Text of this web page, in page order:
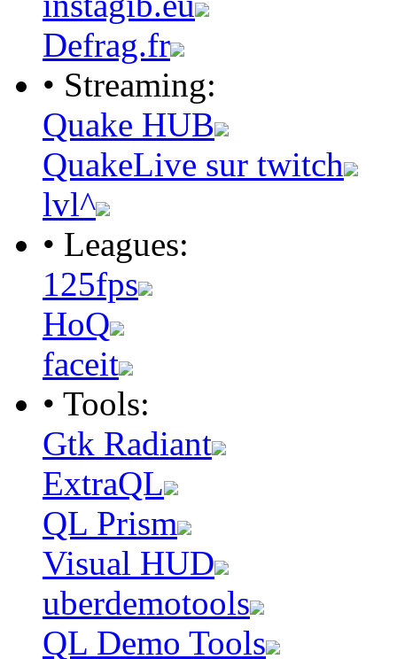
Defrag.fr
• Streaming:
Quake HUB
QuakeLive sur twitch
lvl^
• Leagues:
125fps
HoQ
faceit
• Tools:
Gtk Radiant
ExtraQL
QL Prism
Visual HUD
uberdemotools
QL Demo Tools